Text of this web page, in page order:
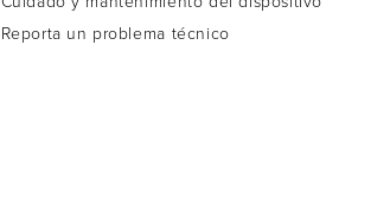
Reporta un problema técnico